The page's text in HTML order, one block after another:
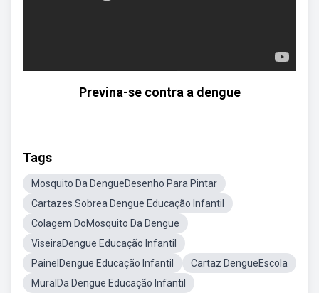
Previna-se contra a dengue
Tags
Mosquito Da DengueDesenho Para Pintar
Cartazes Sobrea Dengue Educação Infantil
Colagem DoMosquito Da Dengue
ViseiraDengue Educação Infantil
PainelDengue Educação Infantil
Cartaz DengueEscola
MuralDa Dengue Educação Infantil